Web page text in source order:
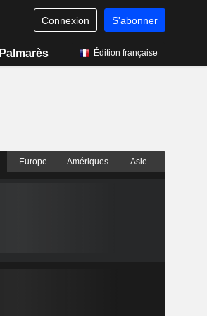
Connexion S'abonner
Palmarès Édition française
Europe Amériques Asie